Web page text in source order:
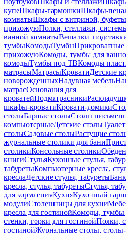
ноутбуковШкафы и стеллажи
купеШкафы-гармошкиШкафы-
комнатыШкафы с витриной, буфеты
прихожуюПолки, стеллажи,
ванной комнатыВешалки,
тумбыКомодыТумбы
прихожуюКомоды, тумбы для
комодыТумбы под ТВКомоды
матрасыМатрасыКроватиДетские
новорожденныхНадувная мебель
матрасОснования для
кроватейПодматрасники
шкафы-кроватиКровати-домики
столыБарные столыСтолы
компьютерныеДетские столы
столыСадовые столыРастущие
журнальные столики для бани
столикиКонсольные столики
книгиСтульяКухонные стулья,
табуретыКомпьютерные кресла,
креслаДетские стулья, табуреты
кресла, стулья, табуретыСтулья,
для кормленияКухняКухонный
модулиСтолешницы для кухни
кресла для гостинойКомоды, тумбы
стенки, горки для гостинойПолки,
гостинойЖурнальные столы,